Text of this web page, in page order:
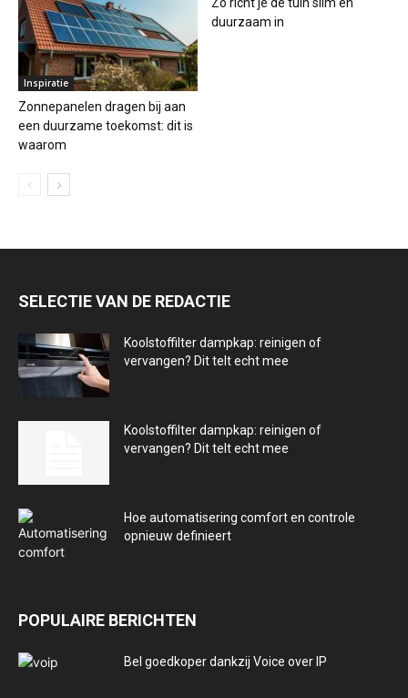
Inspiratie
Zonnepanelen dragen bij aan
een duurzame toekomst: dit is
waarom
duurzaam in
SELECTIE VAN DE REDACTIE
Koolstoffilter dampkap: reinigen of
vervangen? Dit telt echt mee
Koolstoffilter dampkap: reinigen of
vervangen? Dit telt echt mee
Hoe automatisering comfort en controle
opnieuw definieert
POPULAIRE BERICHTEN
Bel goedkoper dankzij Voice over IP